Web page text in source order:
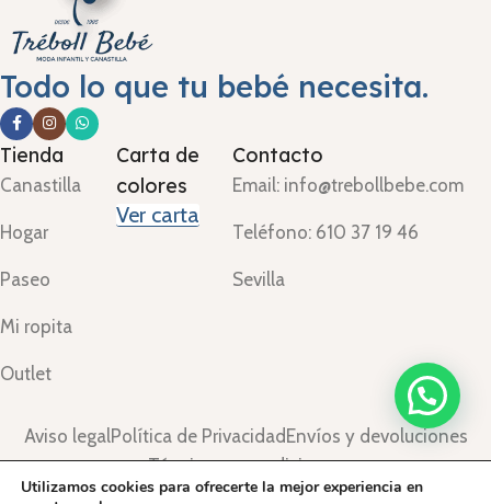
Todo lo que tu bebé necesita.
Tienda
Canastilla
Hogar
Paseo
Mi ropita
Outlet
Carta de
colores
Ver carta
Contacto
Email: info@trebollbebe.com
Teléfono: 610 37 19 46
Sevilla
Aviso legalPolítica de PrivacidadEnvíos y devoluciones
Términos y condiciones
©Treboll Bebé ™2024.
Utilizamos cookies para ofrecerte la mejor experiencia en